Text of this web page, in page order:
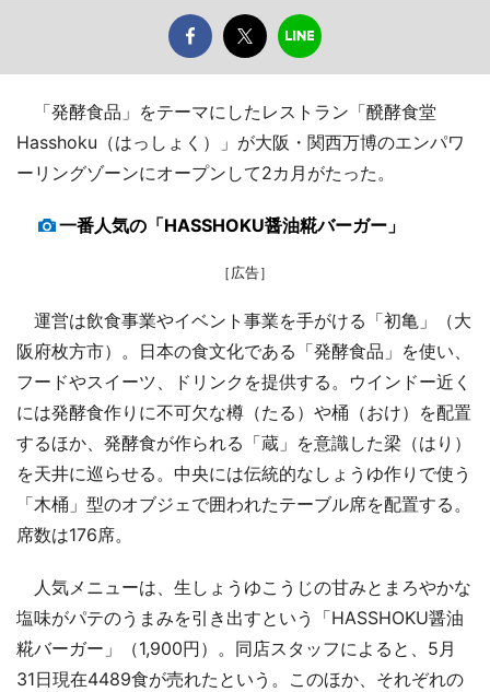
「発酵食品」をテーマにしたレストラン「醗酵食堂
Hasshoku（はっしょく）」が大阪・関西万博のエンパワ
ーリングゾーンにオープンして2カ月がたった。
一番人気の「HASSHOKU醤油糀バーガー」
［広告］
運営は飲食事業やイベント事業を手がける「初亀」（大
阪府枚方市）。日本の食文化である「発酵食品」を使い、
フードやスイーツ、ドリンクを提供する。ウインドー近く
には発酵食作りに不可欠な樽（たる）や桶（おけ）を配置
するほか、発酵食が作られる「蔵」を意識した梁（はり）
を天井に巡らせる。中央には伝統的なしょうゆ作りで使う
「木桶」型のオブジェで囲われたテーブル席を配置する。
席数は176席。
人気メニューは、生しょうゆこうじの甘みとまろやかな
塩味がパテのうまみを引き出すという「HASSHOKU醤油
糀バーガー」（1,900円）。同店スタッフによると、5月
31日現在4489食が売れたという。このほか、それぞれの